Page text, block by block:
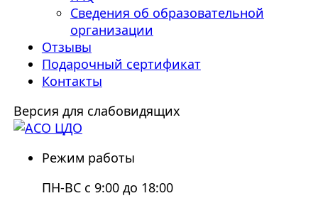
Сведения об образовательной
организации
Отзывы
Подарочный сертификат
Контакты
Версия для слабовидящих
Режим работы
ПН-ВС с 9:00 до 18:00